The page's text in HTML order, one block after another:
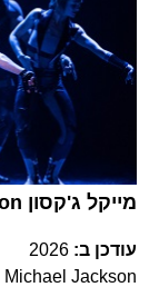
Michael Jackson מייקל ג'קסון
עודכן ב: 2026